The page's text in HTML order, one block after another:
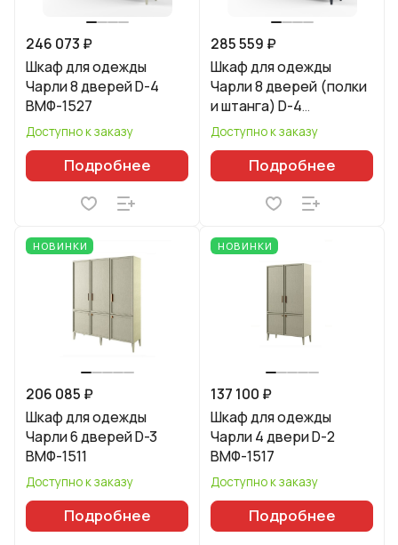
246 073 ₽
Шкаф для одежды
Чарли 8 дверей D-4
ВМФ-1527
Доступно к заказу
Подробнее
285 559 ₽
Шкаф для одежды
Чарли 8 дверей (полки
и штанга) D-4
ВМФ-1527.1
Доступно к заказу
Подробнее
НОВИНКИ
206 085 ₽
Шкаф для одежды
Чарли 6 дверей D-3
ВМФ-1511
Доступно к заказу
Подробнее
НОВИНКИ
137 100 ₽
Шкаф для одежды
Чарли 4 двери D-2
ВМФ-1517
Доступно к заказу
Подробнее